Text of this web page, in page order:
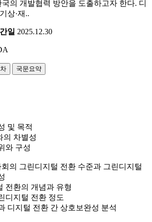
국의 개발협력 방안을 도출하고자 한다. 디
상·재..
일 2025.12.30
국문요약
및 목적
의 차별성
와 구성
의 그린디지털 전환 수준과 그린디지털
전환의 개념과 유형
디지털 전환 정도
디지털 전환 간 상호보완성 분석